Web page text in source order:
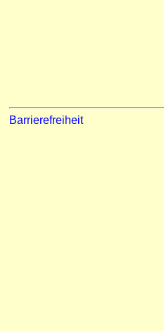
Barrierefreiheit